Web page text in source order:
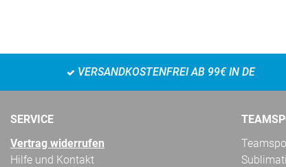
VERSANDKOSTENFREI AB 99€ IN DE
SERVICE
Vertrag widerrufen
Hilfe und Kontakt